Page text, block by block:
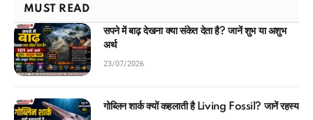
MUST READ
सपने में बाढ़ देखना क्या संकेत देता है? जानें शुभ या अशुभ
अर्थ
23/07/2026
गोब्लिन शार्क क्यों कहलाती है Living Fossil? जानें रहस्य